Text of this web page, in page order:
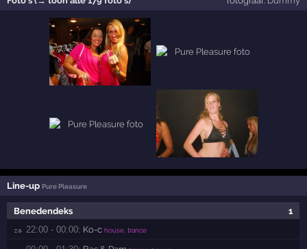
Line-up Pure Pleasure
1
Benedendeks
za 22:00 - 00:00: Ko-c house, trance